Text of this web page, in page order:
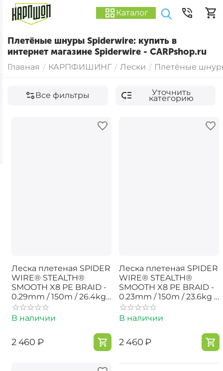
Каталог
Плетёные шнуры Spiderwire: купить в
интернет магазине Spiderwire - CARPshop.ru
Главная / КАРПФИШИНГ / Лески / Плетёные
Все фильтры Уточнить
категорию
Леска плетеная SPIDER
WIRE® STEALTH®
SMOOTH X8 PE BRAID -
0.29mm / 150m / 26.4kg -
MOSS GREEN
В наличии
‍2 460‍ ₽
Леска плетеная SPIDER
WIRE® STEALTH®
SMOOTH X8 PE BRAID -
0.23mm / 150m / 23.6kg -
MOSS GREEN
В наличии
‍2 460‍₽